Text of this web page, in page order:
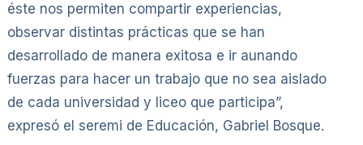
éste nos permiten compartir experiencias,
observar distintas prácticas que se han
desarrollado de manera exitosa e ir aunando
fuerzas para hacer un trabajo que no sea aislado
de cada universidad y liceo que participa”,
expresó el seremi de Educación, Gabriel Bosque.